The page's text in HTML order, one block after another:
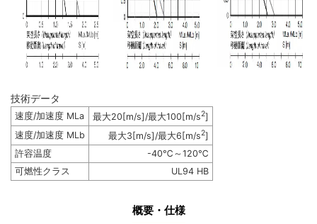
技術データ
速度/加速度 MLa 最大20[m/s]/最大100[m/s2]
速度/加速度 MLb
最大3[m/s]/最大6[m/s2]
許容温度
-40℃～120℃
可燃性クラス
UL94 HB
概要・仕様